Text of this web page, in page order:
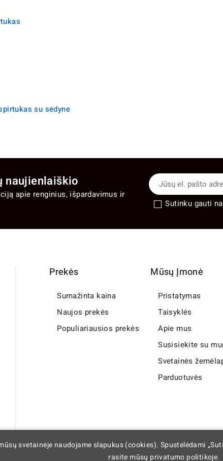
su sėdyne
naujienlaiškio
apie renginius, išpardavimus ir
Sutinku gauti
Prekės
Sumažinta kaina
Naujos prekės
Populiariausios prekės
Mūsų Įmonė
Pristatymas
Taisyklės
Apie mus
Susisiekite su
Svetainės
Parduotuvės
svetainėje naudojame slapukus (cookies). Spustelėdami
rasite mūsų privatumo politikoje.